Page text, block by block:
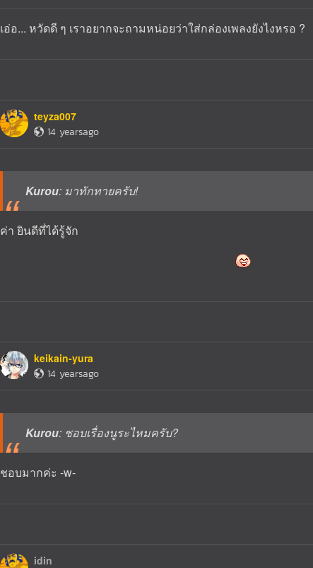
เอ่อ... หวัดดี ๆ เราอยากจะถามหน่อยว่าใส่กล่องเพลงยังไงหรอ ?
teyza007
14 yearsago
Kurou: มาทักทายครับ!
ค่า ยินดีที่ได้รู้จัก
keikain-yura
14 yearsago
Kurou: ชอบเรื่องนูระไหมครับ?
ชอบมากค่ะ -w-
idin